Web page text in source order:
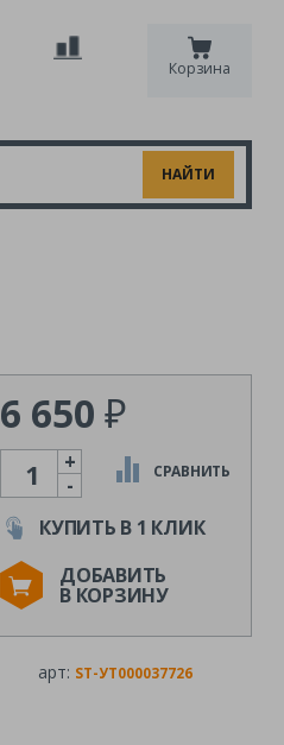
Корзина
6 650 ₽
Количество
-
+ СРАВНИТЬ
КУПИТЬ В 1 КЛИК
ДОБАВИТЬ
В КОРЗИНУ
арт: ST-УТ000037726